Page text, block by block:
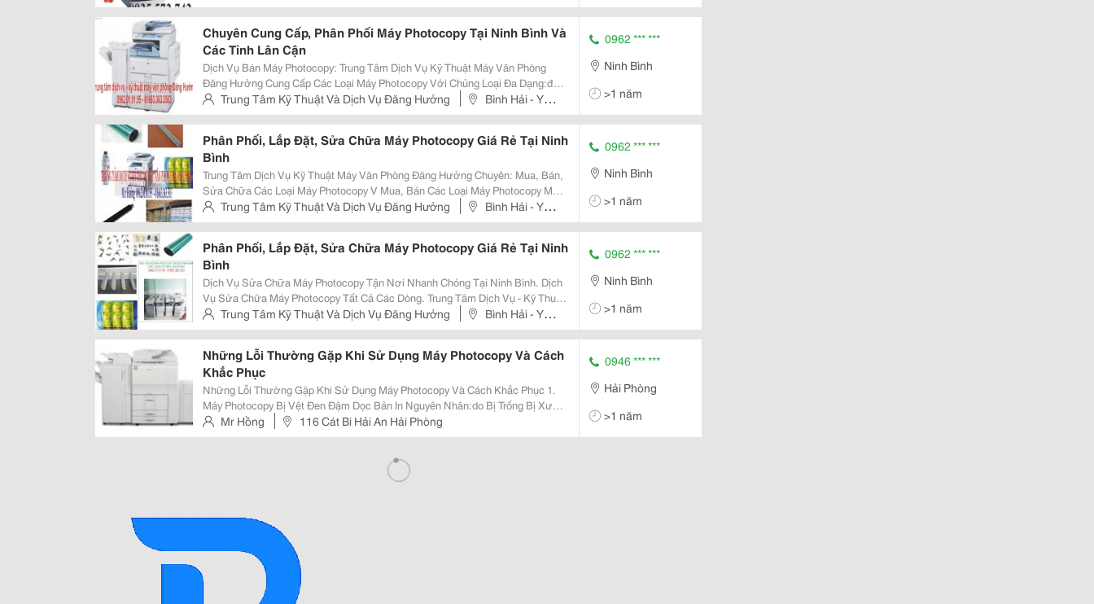
Hòa
Chuyên Cung Cấp, Phân Phối Máy Photocopy Tại Ninh Bình Và
Các Tỉnh Lân Cận
Dịch Vụ Bán Máy Photocopy: Trung Tâm Dịch Vụ Kỹ Thuật Máy Văn Phòng
Đăng Hưởng Cung Cấp Các Loại Máy Photocopy Với Chủng Loại Đa Dạng:đầy
Đủ Các Chức Năng: Photo, In, Scan, Fax, Chức Năng Chia Bộ Điện Tử, Nạp
Đảo Bản Gốc&Hellip;Vv Máy Mới Nguyên
Trung Tâm Kỹ Thuật Và Dịch Vụ Đăng Hưởng
Bình Hải - Yên
Nhân - Yên Mô - Ninh Bình
0962 *** ***
Ninh Bình
>1 năm
Phân Phối, Lắp Đặt, Sửa Chữa Máy Photocopy Giá Rẻ Tại Ninh
Bình
Trung Tâm Dịch Vụ Kỹ Thuật Máy Văn Phòng Đăng Hưởng Chuyên: Mua, Bán,
Sửa Chữa Các Loại Máy Photocopy V Mua, Bán Các Loại Máy Photocopy Mới,
Cũ V Lắp Đặt, Bảo Trì, Sửa Chữa Các Loại Máy Photocopy V Bán Buôn, Bán Lẻ
Linh Kiện, Phụ Kiện Máy
Trung Tâm Kỹ Thuật Và Dịch Vụ Đăng Hưởng
Bình Hải - Yên
Nhân - Yên Mô - Ninh Bình
0962 *** ***
Ninh Bình
>1 năm
Phân Phối, Lắp Đặt, Sửa Chữa Máy Photocopy Giá Rẻ Tại Ninh
Bình
Dịch Vụ Sửa Chữa Máy Photocopy Tận Nơi Nhanh Chóng Tại Ninh Bình. Dịch
Vụ Sửa Chữa Máy Photocopy Tất Cả Các Dòng. Trung Tâm Dịch Vụ - Kỹ Thuật
Máy Văn Phòng Đăng Hưởng Chuyên Sữa Chữa Máy Photocopy Các Dòng Với
Những Kỹ Thuật Viên Có Kinh Ng
Trung Tâm Kỹ Thuật Và Dịch Vụ Đăng Hưởng
Bình Hải - Yên
Nhân - Yên Mô - Ninh Bình
0962 *** ***
Ninh Bình
>1 năm
Những Lỗi Thường Gặp Khi Sử Dụng Máy Photocopy Và Cách
Khắc Phục
Những Lỗi Thường Gặp Khi Sử Dụng Máy Photocopy Và Cách Khắc Phục 1.
Máy Photocopy Bị Vệt Đen Đậm Dọc Bản In Nguyên Nhân:do Bị Trống Bị Xước
Là Lúc Bạn Phải Thay Trống 2. Bản In Mờ (Toàn Bộ Giấy Hoặc 1 Phần), Mực In
Không Đồng Đều Trên Bản In. Đ
Mr Hồng 116 Cát Bi Hải An Hải Phòng
0946 *** ***
Hải Phòng
>1 năm